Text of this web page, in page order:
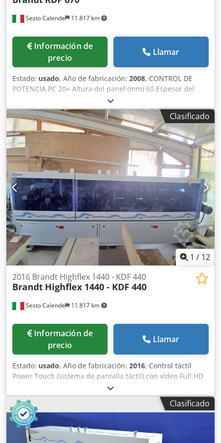
Si tiene alguna pregunta, no dude en ponerse en contacto
Sesto Calende 11.817 km
Información de
precio
Llamar
Estado: usado, Año de fabricación: 2008, CONTROL DE
POTENCIA PC 20+ Altura del panel (mm) 60 Espesor del
canto de PVC-ABS (mm) 3 Espesor del canto de madera
maciza (mm) 12 Velocidad de avance 20 m/min Guía de
entrada manual Unidad de precorte Unidad de aplicación
y prefusión de cola EVA Placa portacantos Unidad de
recorte de extremos Unidad de recorte superpuesto de
dos motores Unidad de biselado escalonado de dos
motores con ajustes NC Unidad de redondeo de dos
motores Unidad de raspado de cantos Unidad de raspado
de cola Unidad de cepillo Dksdpfew Db Rfex Akbor
Clasificado
1 / 12
Sesto Calende 11.817 km
2016 Brandt Highflex 1440 - KDF 440
Brandt Highflex 1440 - KDF 440
Información de
precio
Llamar
Estado: usado, Año de fabricación: 2016, Control táctil
Power Touch (sistema de pantalla táctil) con vídeo Full HD
de 21" Altura del panel: 60 mm PVC/ABS: 3 mm Madera
maciza: hasta 12 mm Velocidad de avance: hasta 20 m/min
Altura de trabajo ajustable electrónicamente mediante
control numérico Guía de soporte del panel con funciones
de ralentí Transportador de rodillos lateral con ruedas de
ralentí para el soporte del panel Grupo antiadherente
Clasificado